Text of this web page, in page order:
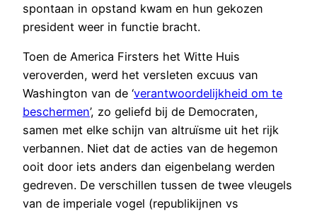
spontaan in opstand kwam en hun gekozen
president weer in functie bracht.
Toen de America Firsters het Witte Huis
veroverden, werd het versleten excuus van
Washington van de ‘verantwoordelijkheid om te
beschermen’, zo geliefd bij de Democraten,
samen met elke schijn van altruïsme uit het rijk
verbannen. Niet dat de acties van de hegemon
ooit door iets anders dan eigenbelang werden
gedreven. De verschillen tussen de twee vleugels
van de imperiale vogel (republikijnen vs